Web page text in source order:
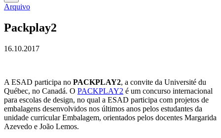
Arquivo
Packplay2
16.10.2017
A ESAD participa no PACKPLAY2, a convite da Université du
Québec, no Canadá. O PACKPLAY2 é um concurso internacional
para escolas de design, no qual a ESAD participa com projetos de
embalagens desenvolvidos nos últimos anos pelos estudantes da
unidade curricular Embalagem, orientados pelos docentes Margarida
Azevedo e João Lemos.